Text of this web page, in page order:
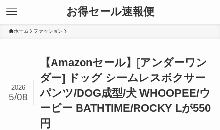
お得セール速報便
ホーム ファッション
【Amazonセール】[アンダーワン
ダー] ドッグ シームレスボクサー
パンツ/DOG成型/犬 WHOOPEE/ウ
ーピー BATHTIME/ROCKY Lが550
円
2026
5/08